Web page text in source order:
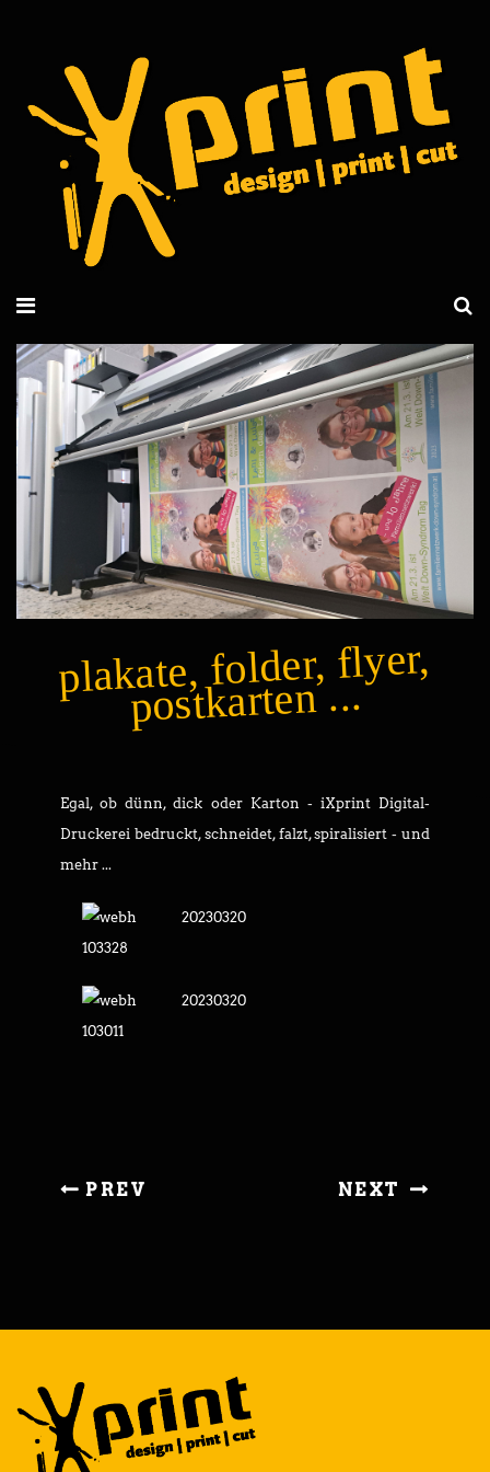
plakate, folder, flyer,
postkarten ...
Egal, ob dünn, dick oder Karton - iXprint Digital-
Druckerei bedruckt, schneidet, falzt, spiralisiert - und
mehr ...
PREV NEXT